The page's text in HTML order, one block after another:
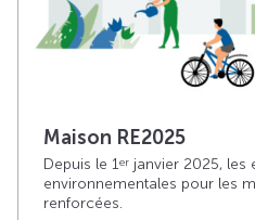
Maison RE2025
Depuis le 1er janvier 2025, les
environnementales pour les
renforcées.